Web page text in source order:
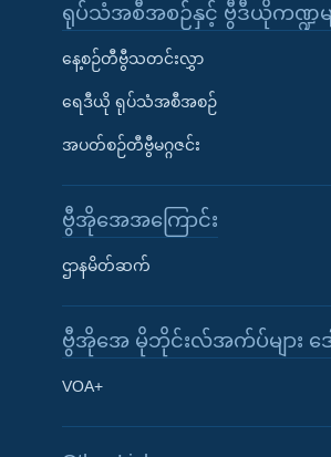
Learning English
ရုပ်သံအစီအစဉ်နှင့် ဗွီဒီယိုကဏ္ဍမျ
နေ့စဉ်တီဗွီသတင်းလွှာ
ရေဒီယို ရုပ်သံအစီအစဉ်
အပတ်စဉ်တီဗွီမဂ္ဂဇင်း
ဗွီအိုအေအကြောင်း
ဌာနမိတ်ဆက်
ဗွီအိုအေ မိုဘိုင်းလ်အက်ပ်များ ဒ
VOA+